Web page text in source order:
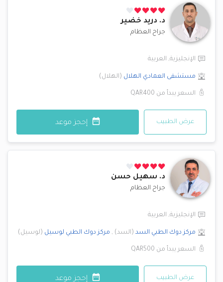
د. دريد خضير
جراح العظام
الإنجليزية, العربية
مستشفى العمادي الهلال (الهلال)
السعر يبدأ من QAR400
عرض الطبيب إحجز موعد
د. سهيل حسن
جراح العظام
الإنجليزية, العربية
مركز دوك الطبي السد (السد)
, مركز دوك الطبي لوسيل (لوسيل)
السعر يبدأ من QAR500
عرض الطبيب إحجز موعد